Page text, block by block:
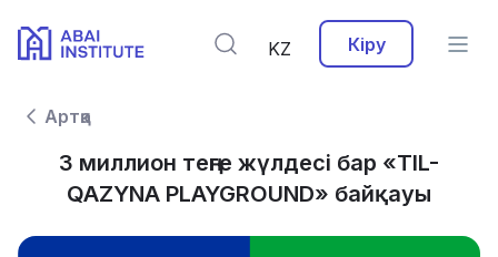
KZ Кіру
Артқа
3 миллион теңге жүлдесі бар «TIL-
QAZYNA PLAYGROUND» байқауы